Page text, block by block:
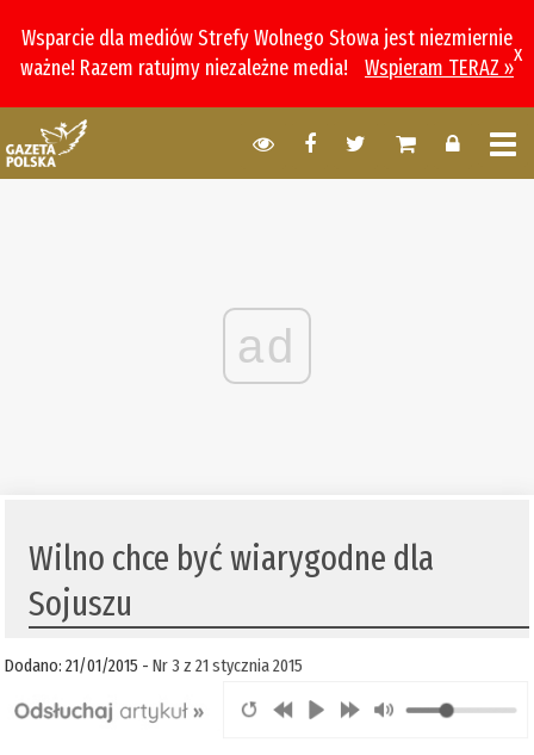
Wsparcie dla mediów Strefy Wolnego Słowa jest niezmiernie
ważne! Razem ratujmy niezależne media!
Wspieram TERAZ »
x
ad
Wilno chce być wiarygodne dla
Sojuszu
Dodano: 21/01/2015 -Nr 3 z 21 stycznia 2015